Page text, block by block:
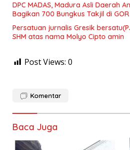
DPC MADAS, Madura Asli Daerah
Bagikan 700 Bungkus Takjil di
Persatuan jurnalis Gresik
SHM atas nama Molyo Cipto amin
Post Views: 0
Komentar
Baca Juga